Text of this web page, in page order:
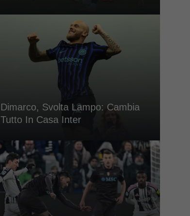
Dimarco, Svolta Lampo: Cambia
Tutto In Casa Inter